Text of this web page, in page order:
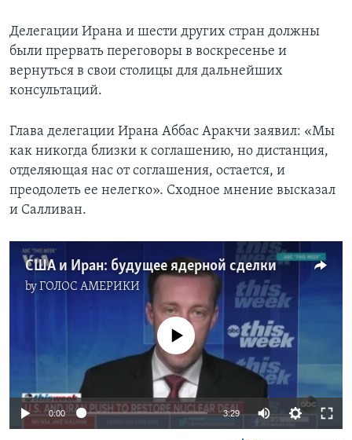
Делегации Ирана и шести других стран должны
были прервать переговоры в воскресенье и
вернуться в свои столицы для дальнейших
консультаций.
Глава делегации Ирана Аббас Аракчи заявил: «Мы
как никогда близки к соглашению, но дистанция,
отделяющая нас от соглашения, остается, и
преодолеть ее нелегко». Сходное мнение высказал
и Салливан.
США и Иран: будущее ядерной сделки
byГОЛОС АМЕРИКИ
No media source currently available
0:00 3:29